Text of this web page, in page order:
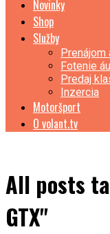
Novinky
Shop
Služby
Prenájom
Fotenie
Predaj
Inzercia
Motoršport
O volant.tv
All posts
GTX"